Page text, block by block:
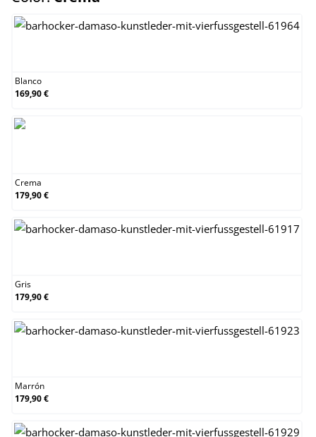
Blanco
169,90 €
Crema
179,90 €
Gris
179,90 €
Marrón
179,90 €